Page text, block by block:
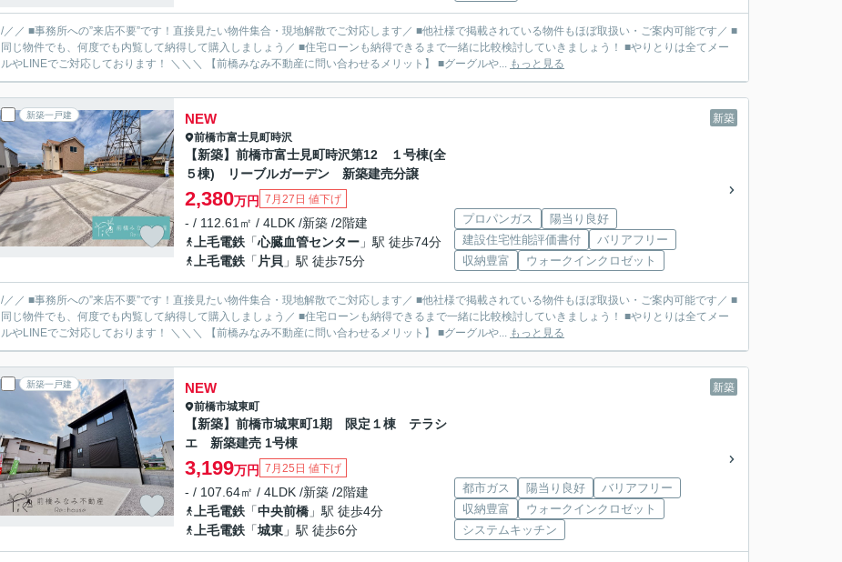
/／／ ■事務所への”来店不要”です！直接見たい物件集合・現地解散でご対応します／ ■他社様で掲載されている物件もほぼ取扱い・ご案内可能です／ ■
同じ物件でも、何度でも内覧して納得して購入しましょう／ ■住宅ローンも納得できるまで一緒に比較検討していきましょう！ ■やりとりは全てメー
ルやLINEでご対応しております！ ＼＼＼ 【前橋みなみ不動産に問い合わせるメリット】 ■グーグルや... もっと見る
新築一戸建 新築
NEW
前橋市富士見町時沢
【新築】前橋市富士見町時沢第12 １号棟(全
５棟) リーブルガーデン 新築建売分譲
2,380万円 7月27日 値下げ
- / 112.61㎡ / 4LDK /新築 /2階建
上毛電鉄 「心臓血管センター 」駅 徒歩74分
上毛電鉄 「 片貝 」駅 徒歩75分
プロパンガス
陽当り良好
建設住宅性能評価書付
バリアフリー
収納豊富
ウォークインクロゼット
/／／ ■事務所への”来店不要”です！直接見たい物件集合・現地解散でご対応します／ ■他社様で掲載されている物件もほぼ取扱い・ご案内可能です／ ■
同じ物件でも、何度でも内覧して納得して購入しましょう／ ■住宅ローンも納得できるまで一緒に比較検討していきましょう！ ■やりとりは全てメー
ルやLINEでご対応しております！ ＼＼＼ 【前橋みなみ不動産に問い合わせるメリット】 ■グーグルや... もっと見る
新築一戸建 新築
NEW
前橋市城東町
【新築】前橋市城東町1期 限定１棟 テラシ
エ 新築建売 1号棟
3,199万円 7月25日 値下げ
- / 107.64㎡ / 4LDK /新築 /2階建
上毛電鉄 「中央前橋 」駅 徒歩4分
上毛電鉄 「城東 」駅 徒歩6分
都市ガス 陽当り良好
バリアフリー
収納豊富
ウォークインクロゼット
システムキッチン